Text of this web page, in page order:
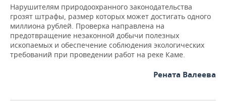
Нарушителям природоохранного законодательства
грозят штрафы, размер которых может достигать одного
миллиона рублей. Проверка направлена на
предотвращение незаконной добычи полезных
ископаемых и обеспечение соблюдения экологических
требований при проведении работ на реке Каме.
Рената Валеева